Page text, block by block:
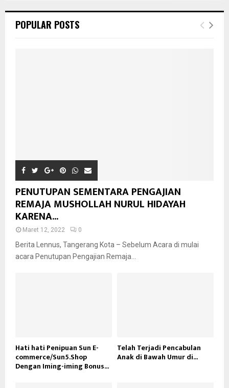
POPULAR POSTS
PENUTUPAN SEMENTARA PENGAJIAN
REMAJA MUSHOLLAH NURUL HIDAYAH
KARENA...
Maret 12, 2022 0
Berita Lennus, Tangerang Kota – Sebelum Acara di mulai
acara Penutupan Pengajian Remaja...
Hati hati Penipuan Sun E-
commerce/Sun5.Shop
Dengan Iming-iming Bonus...
Telah Terjadi Pencabulan
Anak di Bawah Umur di...